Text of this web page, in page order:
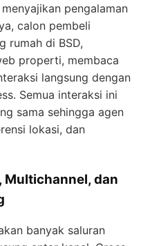
pengalaman
calon pembeli
rumah di BSD,
properti, membaca
langsung dengan
Semua interaksi ini
sama sehingga agen
lokasi, dan
Multichannel, dan
banyak saluran